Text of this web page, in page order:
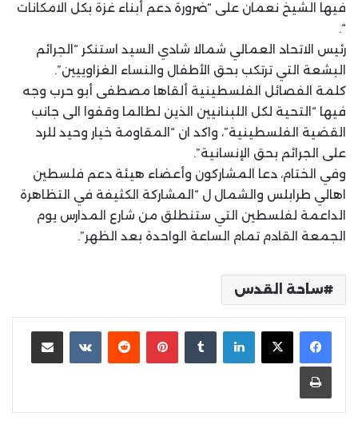
فيها الشيخ نعمان على “ضرورة دعم أبناء غزة بكل الامكانات
“.
رئيس الاتحاد العمالي شمالا شادي السيد استنكر “الجرائم
البشعة التي ترتكب بحق الأطفال والنساء الغزاوييين”.
كلمة الفصائل الفلسطينية ألقاها مصطفى أبو حرب وجه
فيها “التحية لكل اللبنانيين الذين لطالما وقفوا الى جانب
القضية الفلسطينية”، واكد ان “المقاومة خيار وحيد للرد
على الجرائم بحق الإنسانية”.
وفي الختام، دعا المشاركون وأعضاء هيئة دعم فلسطين
اهالي طرابلس والشمال ل “المشاركة الكثيفة في التظاهرة
الداعمة لفلسطين التي ستنطلق من شارع المدارس يوم
الجمعة القادم تمام الساعة الواحدة بعد الظهر”.
ساحة القدس
لينكدإن بينتيريست مشاركة عبر البريد
طباعة